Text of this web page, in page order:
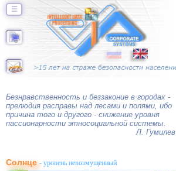
☰
Безнравственность и беззаконие в городах -
прелюдия расправы над лесами и полями, ибо
причина того и другого - снижение уровня
пассионарности этносоциальной системы.
Л. Гумилев
Солнце- уровень невозмущенный